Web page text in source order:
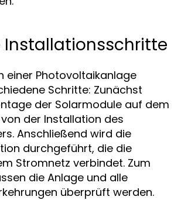
Installationsschritte
einer Photovoltaikanlage
Schritte: Zunächst
der Solarmodule auf dem
der Installation des
Anschließend wird die
durchgeführt, die die
Stromnetz verbindet. Zum
die Anlage und alle
überprüft werden.